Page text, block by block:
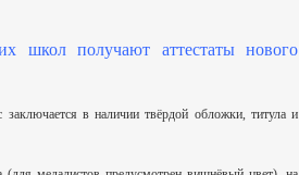
школ получают аттестаты нового
заключается в наличии твёрдой обложки, титула и